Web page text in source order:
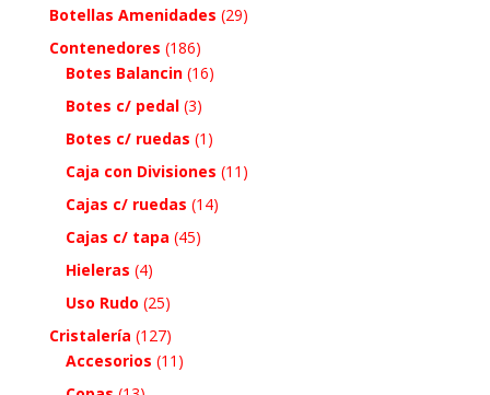
Botellas Amenidades (29)
Contenedores (186)
Botes Balancin (16)
Botes c/ pedal (3)
Botes c/ ruedas (1)
Caja con Divisiones (11)
Cajas c/ ruedas (14)
Cajas c/ tapa (45)
Hieleras (4)
Uso Rudo (25)
Cristalería (127)
Accesorios (11)